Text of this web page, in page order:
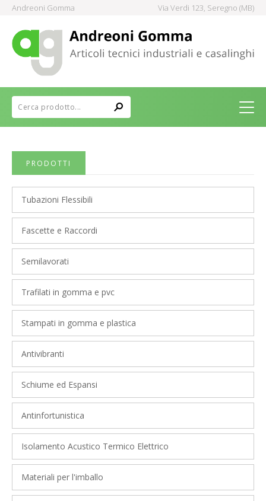
Andreoni Gomma Via Verdi 123, Seregno (MB)
PRODOTTI
Tubazioni Flessibili
Fascette e Raccordi
Semilavorati
Trafilati in gomma e pvc
Stampati in gomma e plastica
Antivibranti
Schiume ed Espansi
Antinfortunistica
Isolamento Acustico Termico Elettrico
Materiali per l'imballo